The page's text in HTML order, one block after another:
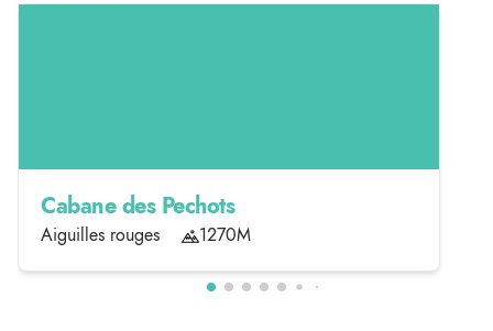
Cabane des Pechots
Aiguilles rouges 1270M